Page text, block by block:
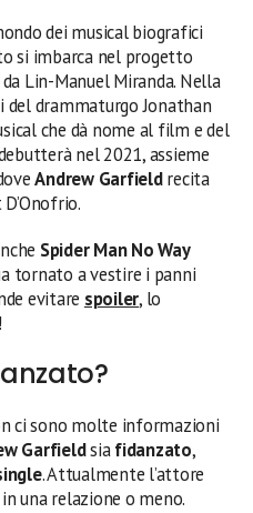
dei musical biografici
si imbarca nel progetto
Lin-Manuel Miranda. Nella
del drammaturgo Jonathan
che dà nome al film e del
nel 2021, assieme
Andrew Garfieldrecita
Spider Man No Way
tornato a vestire i panni
evitare spoiler, lo
ci sono molte informazioni
Garfieldsiafidanzato,
. Attualmente l’attore
una relazione o meno.